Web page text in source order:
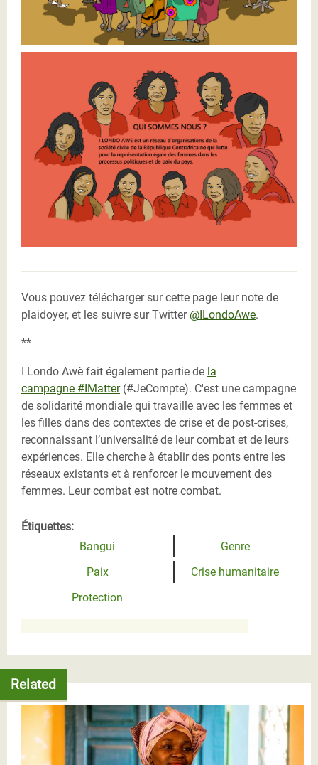
Vous pouvez télécharger sur cette page leur note de
plaidoyer, et les suivre sur Twitter @ILondoAwe.
**
I Londo Awè fait également partie de la
campagne #IMatter(#JeCompte). C'est une campagne
de solidarité mondiale qui travaille avec les femmes et
les filles dans des contextes de crise et de post-crises,
reconnaissant l’universalité de leur combat et de leurs
expériences. Elle cherche à établir des ponts entre les
réseaux existants et à renforcer le mouvement des
femmes. Leur combat est notre combat.
Étiquettes:
Bangui
Genre
Paix
Crise humanitaire
Protection
Related